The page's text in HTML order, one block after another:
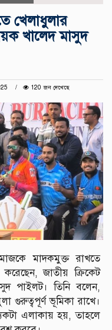
খেলাধুলার
খালেদ মাসুদ
120 জন দেখেছে
মাদকমুক্ত রাখতে
জাতীয় ক্রিকেট
পাইলট। তিনি বলেন,
গুরুত্বপূর্ণ ভূমিকা রাখে।
এলাকায় হয়, তাহলে